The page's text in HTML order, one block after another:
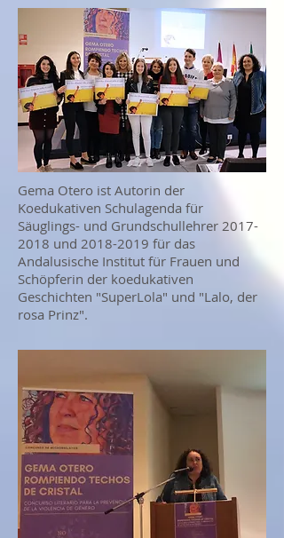
Gema Otero ist Autorin der
Koedukativen Schulagenda für
Säuglings- und Grundschullehrer 2017-
2018 und 2018-2019 für das
Andalusische Institut für Frauen und
Schöpferin der koedukativen
Geschichten "SuperLola" und "Lalo, der
rosa Prinz".